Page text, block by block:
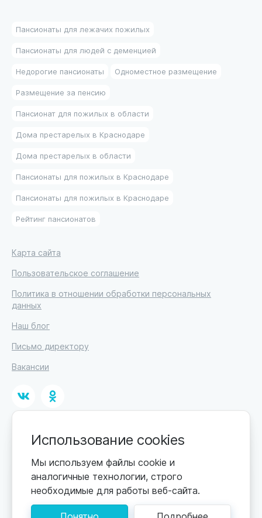
Пансионаты для лежачих пожилых
Пансионаты для людей с деменцией
Недорогие пансионаты Одноместное размещение
Размещение за пенсию
Пансионат для пожилых в области
Дома престарелых в Краснодаре
Дома престарелых в области
Пансионаты для пожилых в Краснодаре
Пансионаты для пожилых в Краснодаре
Рейтинг пансионатов
Карта сайта
Пользовательское соглашение
Политика в отношении обработки персональных
данных
Наш блог
Письмо директору
Вакансии
ИП Высоцкий Дмитрий Петрович, ИНН 233610721148
Цены обновляются по мере поступления новой
информации. Точную стоимость уточняйте у
пансионата. Информация, предоставленная на сайте,
диагноза, назначения лечения и не заменяет прием
Использование cookies
Мы используем файлы cookie и
аналогичные технологии, строго
необходимые для работы веб-сайта.